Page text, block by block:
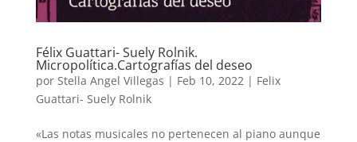
Félix Guattari- Suely Rolnik.
Micropolítica.Cartografías del deseo
por Stella Angel Villegas | Feb 10, 2022 | Felix
Guattari- Suely Rolnik
«Las notas musicales no pertenecen al piano aunque